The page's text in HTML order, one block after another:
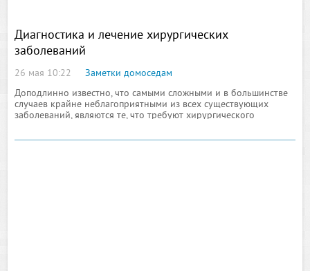
Диагностика и лечение хирургических
заболеваний
26 мая 10:22
Заметки домоседам
Доподлинно известно, что самыми сложными и в большинстве
случаев крайне неблагоприятными из всех существующих
заболеваний, являются те, что требуют хирургического